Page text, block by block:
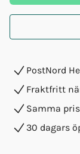
PostNord
Fraktfritt
Samma
30 dagars